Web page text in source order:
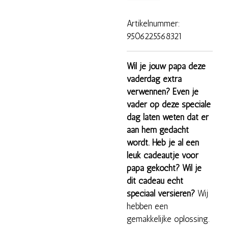
Artikelnummer:
9506225568321
Wil je jouw papa deze
vaderdag extra
verwennen? Even je
vader op deze speciale
dag laten weten dat er
aan hem gedacht
wordt. Heb je al een
leuk cadeautje voor
papa gekocht? Wil je
dit cadeau écht
speciaal versieren? Wij
hebben een
gemakkelijke oplossing.